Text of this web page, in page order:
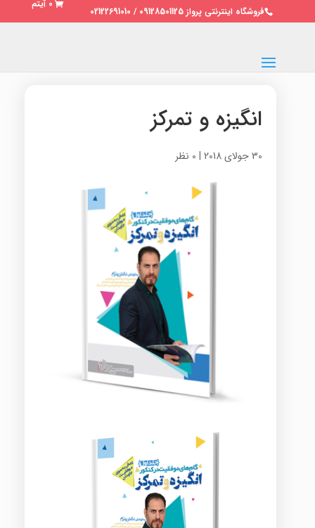
فروشگاه اینترنتی پرواز 09128501125 / 02122691010
0 آیتم
انگیزه و تمرکز
30 جولای 2018 | 0 نظر